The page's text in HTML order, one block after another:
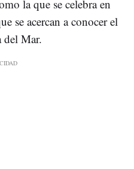
la que se celebra en
se acercan a conocer el
del Mar.